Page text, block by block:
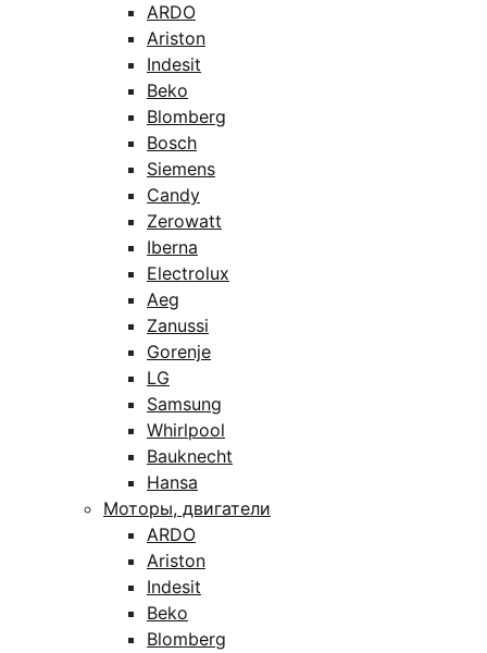
ARDO
Ariston
Indesit
Beko
Blomberg
Bosch
Siemens
Candy
Zerowatt
Iberna
Electrolux
Aeg
Zanussi
Gorenje
LG
Samsung
Whirlpool
Bauknecht
Hansa
Моторы, двигатели
ARDO
Ariston
Indesit
Beko
Blomberg